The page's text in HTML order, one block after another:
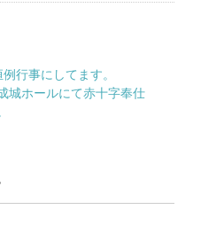
行事にしてます。
城ホールにて赤十字奉仕